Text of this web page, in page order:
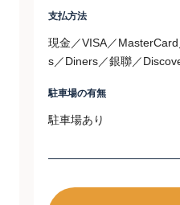
支払方法
現金／VISA／
s／Diners／銀聯／
駐車場の有無
駐車場あり